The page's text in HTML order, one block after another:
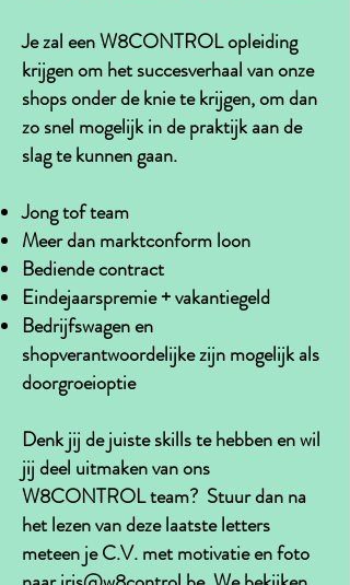
Je zal een W8CONTROL opleiding
krijgen om het succesverhaal van onze
shops onder de knie te krijgen, om dan
zo snel mogelijk in de praktijk aan de
slag te kunnen gaan.
Jong tof team
Meer dan marktconform loon
Bediende contract
Eindejaarspremie + vakantiegeld
Bedrijfswagen en
shopverantwoordelijke zijn mogelijk als
doorgroeioptie
Denk jij de juiste skills te hebben en wil
jij deel uitmaken van ons
W8CONTROL team? Stuur dan na
het lezen van deze laatste letters
meteen je C.V. met motivatie en foto